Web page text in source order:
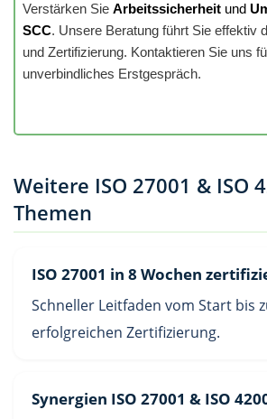
Verstärken Sie Arbeitssicherheit und
SCC. Unsere Beratung führt Sie effektiv
und Zertifizierung. Kontaktieren Sie uns
unverbindliches Erstgespräch.
Weitere ISO 27001 & ISO
Themen
ISO 27001 in 8 Wochen
Schneller Leitfaden vom Start bis
erfolgreichen Zertifizierung.
Synergien ISO 27001 & ISO